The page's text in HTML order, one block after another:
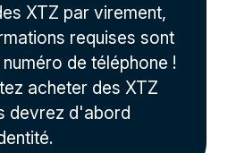
XTZ par virement,
requises sont
de téléphone !
acheter des XTZ
devrez d'abord